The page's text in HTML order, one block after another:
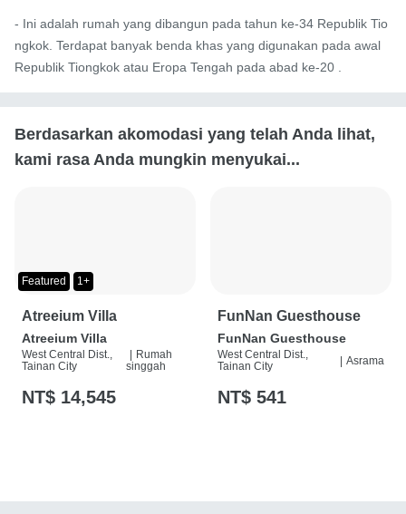
- Ini adalah rumah yang dibangun pada tahun ke-34 Republik Tio
ngkok. Terdapat banyak benda khas yang digunakan pada awal
Republik Tiongkok atau Eropa Tengah pada abad ke-20 .
Berdasarkan akomodasi yang telah Anda lihat,
kami rasa Anda mungkin menyukai...
Featured 1+
Atreeium Villa
Atreeium Villa
West Central Dist.,
Tainan City
Rumah
singgah
NT$ 14,545
FunNan Guesthouse
FunNan Guesthouse
West Central Dist.,
Tainan City
| Asrama
NT$ 541